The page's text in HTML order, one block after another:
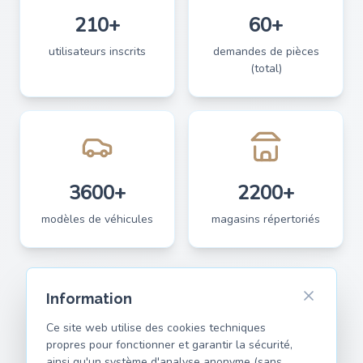
210+
utilisateurs inscrits
60+
demandes de pièces
(total)
3600+
modèles de véhicules
2200+
magasins répertoriés
Information
Ce site web utilise des cookies techniques
propres pour fonctionner et garantir la sécurité,